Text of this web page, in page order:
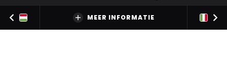
MEER INFORMATIE